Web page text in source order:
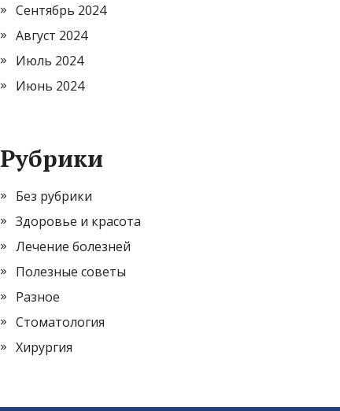
Сентябрь 2024
Август 2024
Июль 2024
Июнь 2024
Рубрики
Без рубрики
Здоровье и красота
Лечение болезней
Полезные советы
Разное
Стоматология
Хирургия